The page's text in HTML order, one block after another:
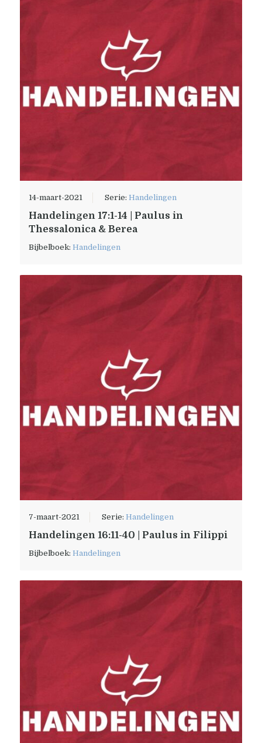
14-maart-2021 Serie:Handelingen
Handelingen 17:1-14 | Paulus in
Thessalonica & Berea
Bijbelboek:Handelingen
7-maart-2021 Serie:Handelingen
Handelingen 16:11-40 | Paulus in Filippi
Bijbelboek:Handelingen